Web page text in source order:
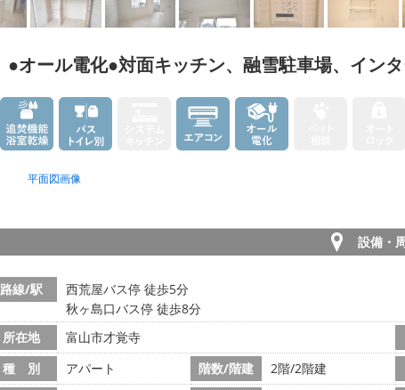
●オール電化●対面キッチン、融雪駐車場、イン
平面図画像
設備・
路線/駅
西荒屋バス停 徒歩5分
秋ヶ島口バス停 徒歩8分
所在地
富山市才覚寺
種 別
アパート 階数/階建 2階/2階建